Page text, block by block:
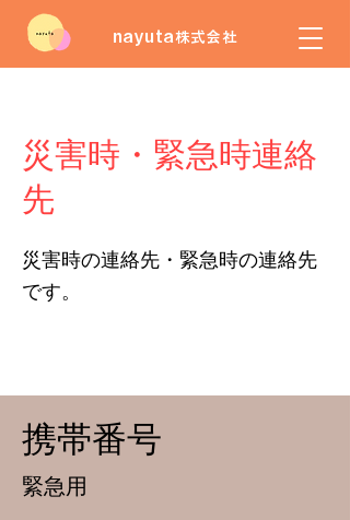
nayuta株式会社
災害時・緊急時連絡
先
災害時の連絡先・緊急時の連絡先
です。
携帯番号
緊急用